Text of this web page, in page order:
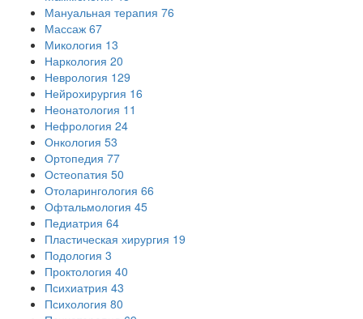
Мануальная терапия 76
Массаж 67
Микология 13
Наркология 20
Неврология 129
Нейрохирургия 16
Неонатология 11
Нефрология 24
Онкология 53
Ортопедия 77
Остеопатия 50
Отоларингология 66
Офтальмология 45
Педиатрия 64
Пластическая хирургия 19
Подология 3
Проктология 40
Психиатрия 43
Психология 80